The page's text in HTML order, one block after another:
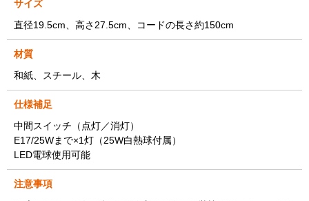
サイズ
直径19.5cm、高さ27.5cm、コードの長さ約150cm
材質
和紙、スチール、木
仕様補足
中間スイッチ（点灯／消灯）
E17/25Wまで×1灯（25W白熱球付属）
LED電球使用可能
注意事項